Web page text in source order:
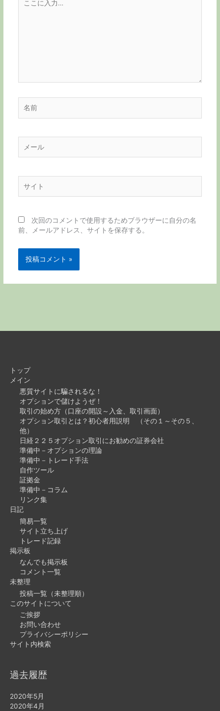
前
ー
次回のコメントで使用するためブラウザーに自分の名
前、メールアドレス、サイトを保存する。
トップ
メイン
悪質サイトに騙されるな！
オプションで儲けようぜ！
取引の始め方（口座の開設～入金、取引画面）
オプション取引とは？初心者用説明 （その１～その５、
他）
日経２２５オプション取引にお勧めの証券会社
準備中－オプションの理論
準備中－トレード手法
自作ツール
証拠金
準備中－コラム
リンク集
日記
簡易一覧
サイト立ち上げ
トレード記録
掲示板
なんでも掲示板
コメント一覧
未整理
投稿一覧（未整理順）
このサイトについて
ご挨拶
お問い合わせ
プライバシーポリシー
サイト内検索
過去履歴
2020年5月
2020年4月